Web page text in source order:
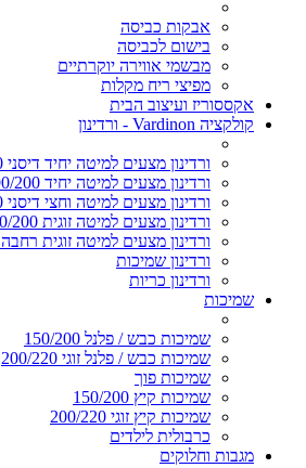
אבקות כביסה
בישום לכביסה
מבשמי אווירה יוקרתיים
מפיצי ריח מקלות
אקססוריז ועיצוב הבית
קולקציה Vardinon - ורדינון
ורדינון מצעים למיטה יחיד דיסני 90/200
ורדינון מצעים למיטה יחיד 90/200
ורדינון מצעים למיטה וחצי דיסני 120/200
ורדינון מצעים למיטה זוגית 160/200
ורדינון מצעים למיטה זוגית רחבה 180/200
ורדינון שמיכות
ורדינון כריות
שמיכות
שמיכות כבש / פלנל 150/200
שמיכות כבש / פלנל זוגי 200/220
שמיכות פוך
שמיכות קיץ 150/200
שמיכות קיץ זוגי 200/220
כרבולית לילדים
מגבות וחלוקים